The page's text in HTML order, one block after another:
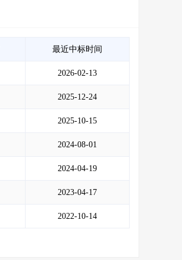
最近中标时间
2026-02-13
2025-12-24
2025-10-15
2024-08-01
2024-04-19
2023-04-17
2022-10-14